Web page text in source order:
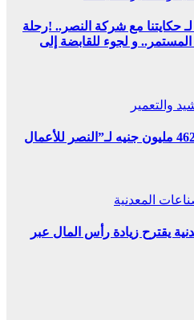
حكايتنا مع شركة النصر.. !رحلة
و لجوء للقابضة إلى
والتعمير
“مدينة مصر” تسند أعمالاً بـ462.79 مليون جنيه لـ”النصر للأعمال
المعدنية
يقترح زيادة رأس المال عبر